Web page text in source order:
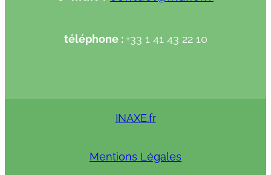
téléphone : +33 1 41 43 22 10
INAXE.fr
Mentions Légales